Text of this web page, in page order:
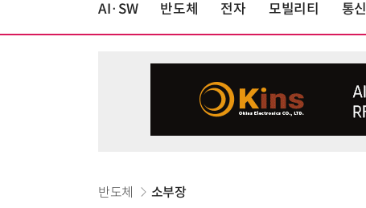
AI·SW 반도체 전자 모빌리티 통신
반도체 소부장